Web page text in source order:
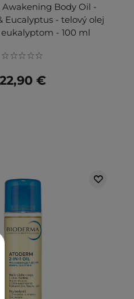
Body Oil -
Eucalyptus - telový olej
- 100 ml
22,90 €